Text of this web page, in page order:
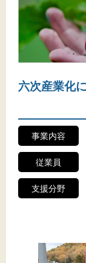
六次産業化
事業内容
従業員
支援分野